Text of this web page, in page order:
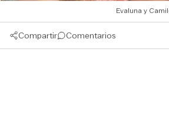
Evaluna y
Compartir Comentarios